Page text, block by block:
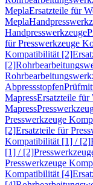
MeplaErsatzteile für
Mepla
Handpresswerkzeuge
für Presswerkzeuge
Kompatibilität [2]
[2]
Abpressstopfen
MapressErsatzteile für
Mapress
Presswerkzeuge
[2]Ersatzteile für
Kompatibilität [1] / [2]
[1] / [2]
Presswerkzeuge
Kompatibilität [4]